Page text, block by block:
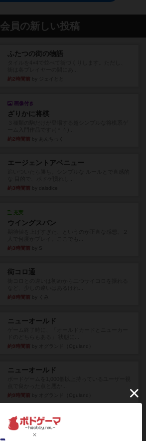
会員の新しい投稿
ふたつの街の物語
約2時間前
画像付き
ざりかに将棋
約2時間前
エージェントアベニュー
約3時間前
充実
ウイングスパン
約3時間前
街コロ通
約8時間前
ニューオールド
約9時間前
ニューオールド
約9時間前
デクリプト
プレイ感がしっかりしてるから、超ボードゲーム
やったなって感じ。パーティ...